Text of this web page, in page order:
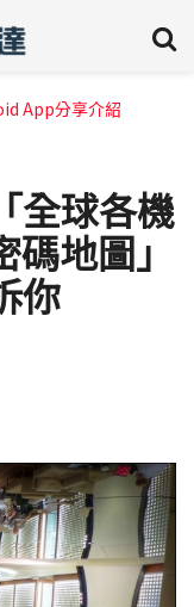
App分享介紹
全球各機
地圖」
你